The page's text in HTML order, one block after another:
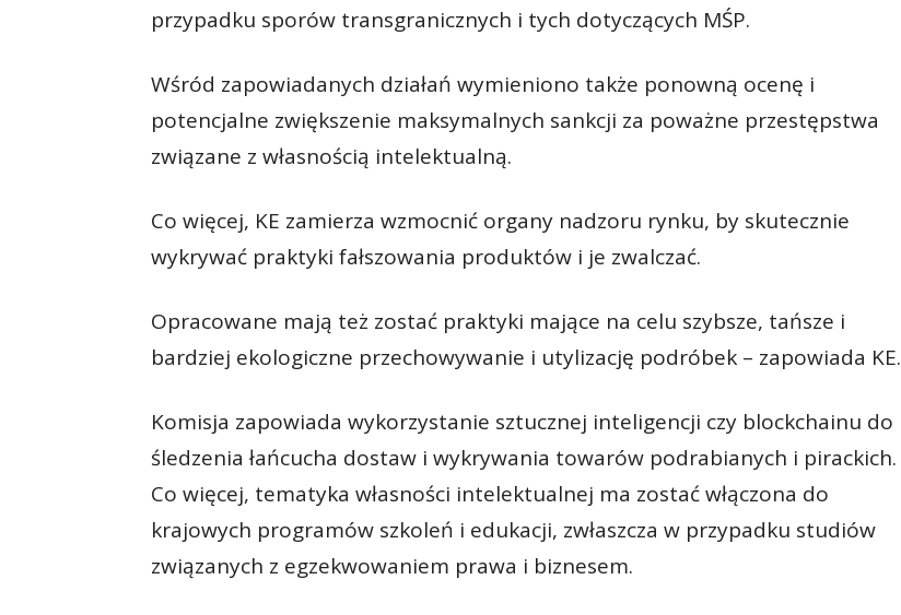
przypadku sporów transgranicznych i tych dotyczących MŚP.
Wśród zapowiadanych działań wymieniono także ponowną ocenę i
potencjalne zwiększenie maksymalnych sankcji za poważne przestępstwa
związane z własnością intelektualną.
Co więcej, KE zamierza wzmocnić organy nadzoru rynku, by skutecznie
wykrywać praktyki fałszowania produktów i je zwalczać.
Opracowane mają też zostać praktyki mające na celu szybsze, tańsze i
bardziej ekologiczne przechowywanie i utylizację podróbek – zapowiada KE.
Komisja zapowiada wykorzystanie sztucznej inteligencji czy blockchainu do
śledzenia łańcucha dostaw i wykrywania towarów podrabianych i pirackich.
Co więcej, tematyka własności intelektualnej ma zostać włączona do
krajowych programów szkoleń i edukacji, zwłaszcza w przypadku studiów
związanych z egzekwowaniem prawa i biznesem.